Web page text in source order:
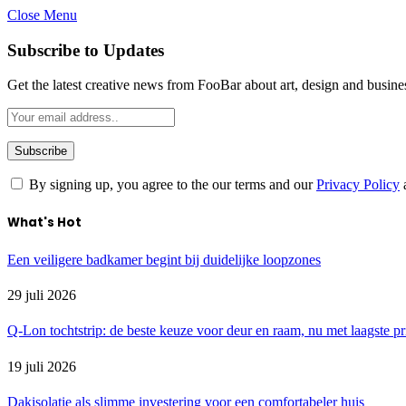
Close Menu
Subscribe to Updates
Get the latest creative news from FooBar about art, design and
By signing up, you agree to the our terms and ourPrivacy Policy
What's Hot
Een veiligere badkamer begint bij duidelijke loopzones
29 juli 2026
Q-Lon tochtstrip: de beste keuze voor deur en raam, nu met laagste
19 juli 2026
Dakisolatie als slimme investering voor een comfortabeler huis